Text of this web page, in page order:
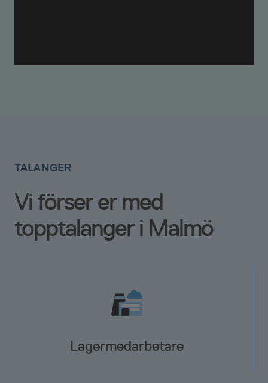
Vi förser er med
topptalanger i Malmö
TALANGER
Lagermedarbetare